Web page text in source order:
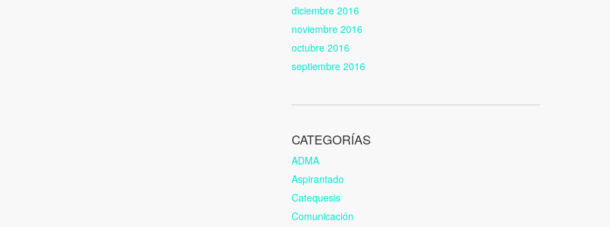
diciembre 2016
noviembre 2016
octubre 2016
septiembre 2016
CATEGORÍAS
ADMA
Aspirantado
Catequesis
Comunicación